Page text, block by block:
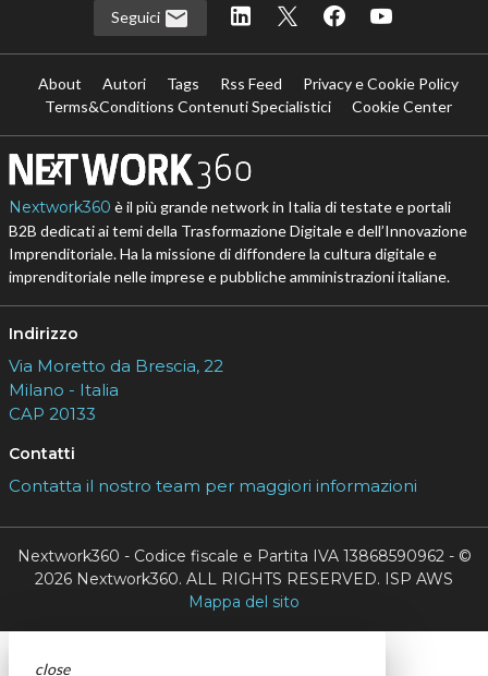
Seguici
About Autori Tags Rss Feed
Privacy e Cookie Policy
Terms&Conditions Contenuti Specialistici
Cookie Center
Nextwork360 è il più grande network in Italia di testate e portali
B2B dedicati ai temi della Trasformazione Digitale e dell’Innovazione
Imprenditoriale. Ha la missione di diffondere la cultura digitale e
imprenditoriale nelle imprese e pubbliche amministrazioni italiane.
Indirizzo
Via Moretto da Brescia, 22
Milano - Italia
CAP 20133
Contatti
Contatta il nostro team per maggiori informazioni
Nextwork360 - Codice fiscale e Partita IVA 13868590962 - ©
2026 Nextwork360. ALL RIGHTS RESERVED. ISP AWS
Mappa del sito
close